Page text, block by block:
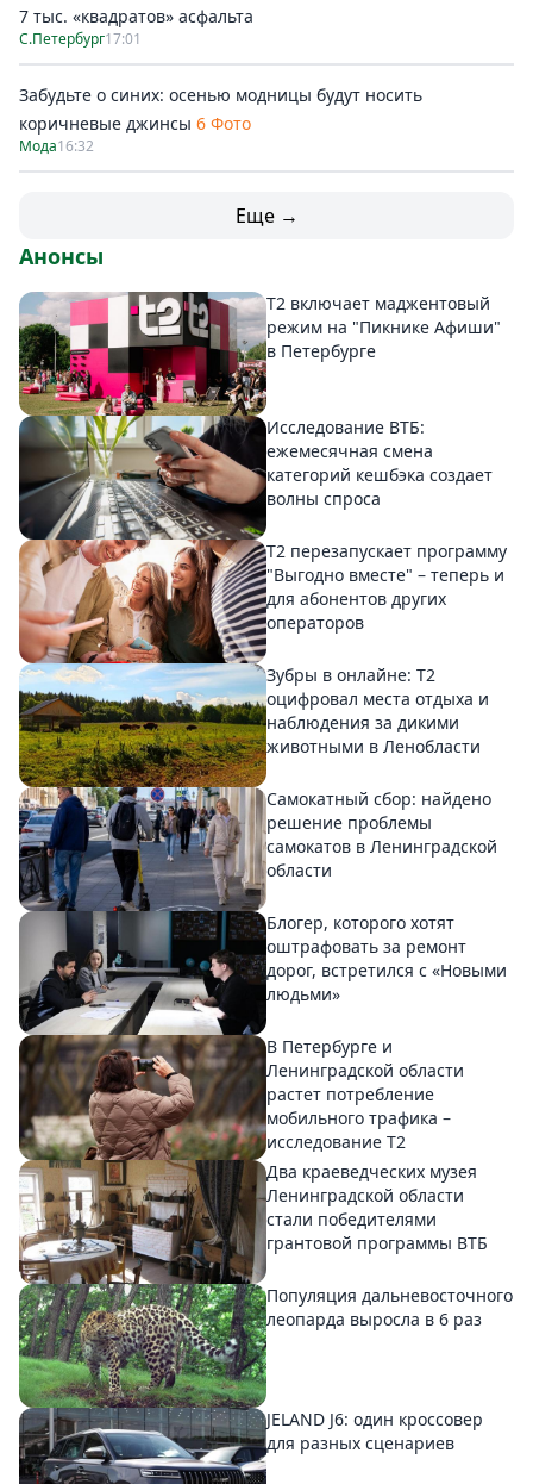
7 тыс. «квадратов» асфальта
С.Петербург17:01
Забудьте о синих: осенью модницы будут носить
коричневые джинсы 6 Фото
Мода16:32
Еще →
Анонсы
Т2 включает маджентовый
режим на "Пикнике Афиши"
в Петербурге
Исследование ВТБ:
ежемесячная смена
категорий кешбэка создает
волны спроса
Т2 перезапускает программу
"Выгодно вместе" – теперь и
для абонентов других
операторов
Зубры в онлайне: Т2
оцифровал места отдыха и
наблюдения за дикими
животными в Ленобласти
Самокатный сбор: найдено
решение проблемы
самокатов в Ленинградской
области
Блогер, которого хотят
оштрафовать за ремонт
дорог, встретился с «Новыми
людьми»
В Петербурге и
Ленинградской области
растет потребление
мобильного трафика –
исследование T2
Два краеведческих музея
Ленинградской области
стали победителями
грантовой программы ВТБ
Популяция дальневосточного
леопарда выросла в 6 раз
JELAND J6: один кроссовер
для разных сценариев